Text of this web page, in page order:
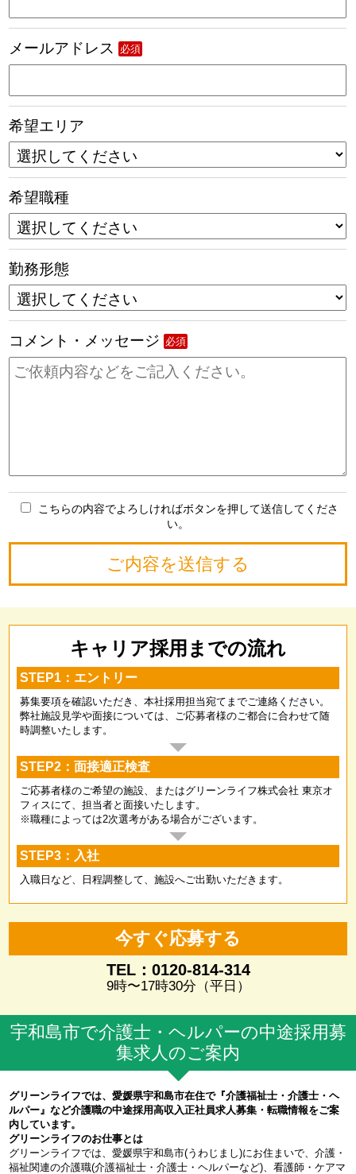
メールアドレス 必須
希望エリア
希望職種
勤務形態
コメント・メッセージ 必須
こちらの内容でよろしければボタンを押して送信してくださ
い。
キャリア採用までの流れ
STEP1：エントリー
募集要項を確認いただき、本社採用担当宛てまでご連絡ください。
弊社施設見学や面接については、ご応募者様のご都合に合わせて随
時調整いたします。
STEP2：面接適正検査
ご応募者様のご希望の施設、またはグリーンライフ株式会社 東京オ
フィスにて、担当者と面接いたします。
※職種によっては2次選考がある場合がございます。
STEP3：入社
入職日など、日程調整して、施設へご出勤いただきます。
今すぐ応募する
TEL：0120-814-314
9時〜17時30分（平日）
宇和島市で介護士・ヘルパーの中途採用募
集求人のご案内
グリーンライフでは、愛媛県宇和島市在住で『介護福祉士・介護士・ヘ
ルパー』など介護職の中途採用高収入正社員求人募集・転職情報をご案
内しています。
グリーンライフのお仕事とは
グリーンライフでは、愛媛県宇和島市(うわじまし)にお住まいで、介護・
福祉関連の介護職(介護福祉士・介護士・ヘルパーなど)、看護師・ケアマ